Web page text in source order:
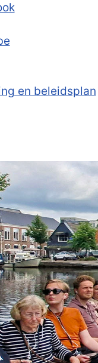
en beleidsplan